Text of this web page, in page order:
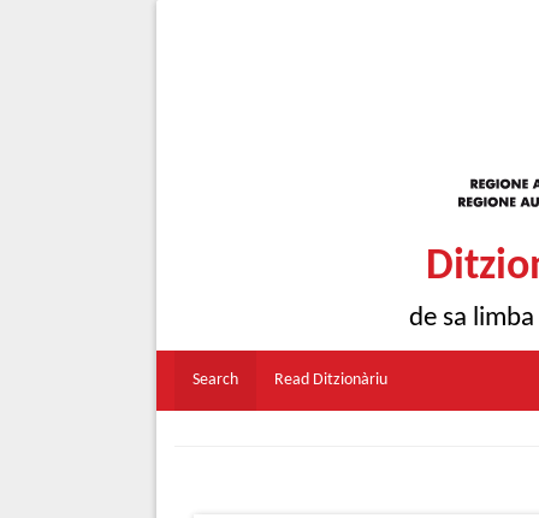
de sa
Search Read Ditzionàriu